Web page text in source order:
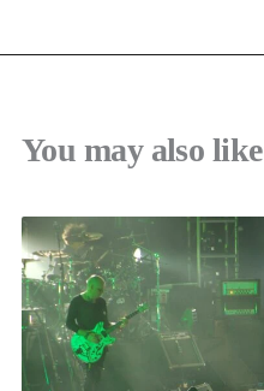
You may also like